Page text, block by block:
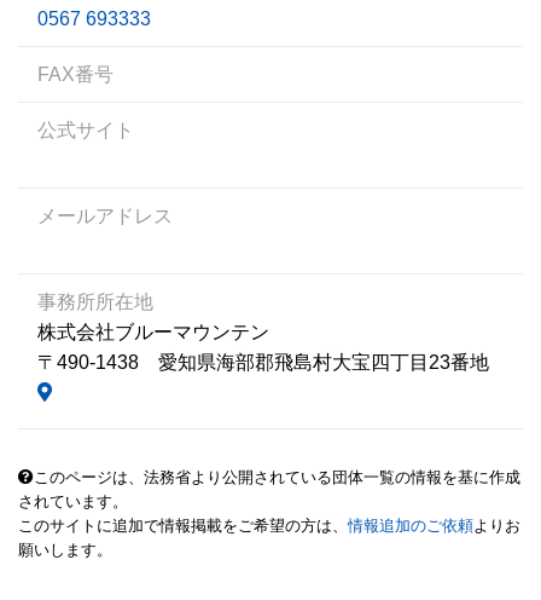
0567 693333
FAX番号
公式サイト
メールアドレス
事務所所在地
株式会社ブルーマウンテン
〒490-1438 愛知県海部郡飛島村大宝四丁目23番地
このページは、法務省より公開されている団体一覧の情報を基に作成
されています。
このサイトに追加で情報掲載をご希望の方は、情報追加のご依頼よりお
願いします。